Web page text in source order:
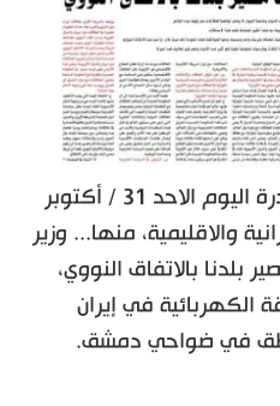
تناولت الصحف الايرانية الصادرة اليوم الاحد 31 / أكتوبر
والاقليمية، منها... وزير
بلدنا بالاتفاق النووي،
الكهربائية في إيران
في ضواحي دمشق.